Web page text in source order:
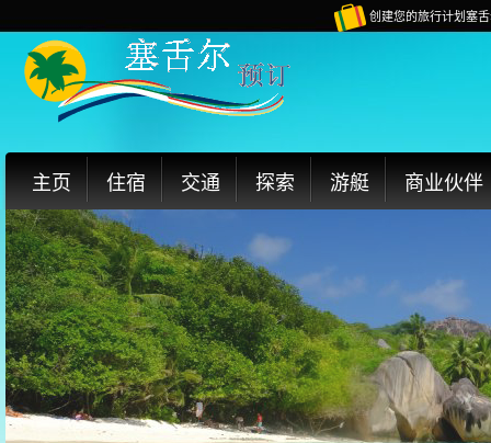
创建您的旅行计划塞
主页 住宿 交通 探索 游艇 商业伙伴